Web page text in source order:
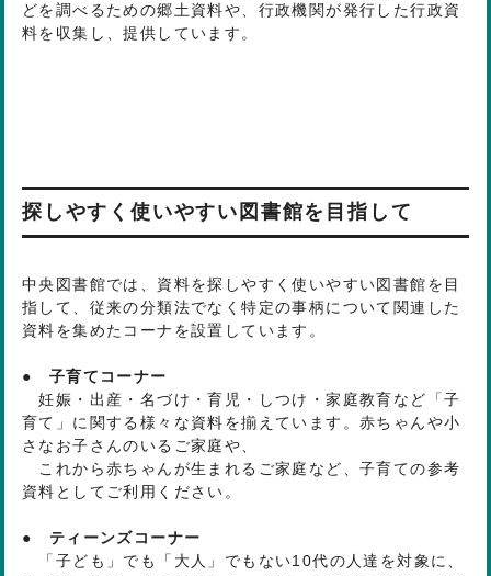
どを調べるための郷土資料や、行政機関が発行した行政資
料を収集し、提供しています。
探しやすく使いやすい図書館を目指して
中央図書館では、資料を探しやすく使いやすい図書館を目
指して、従来の分類法でなく特定の事柄について関連した
資料を集めたコーナを設置しています。
● 子育てコーナー
妊娠・出産・名づけ・育児・しつけ・家庭教育など「子
育て」に関する様々な資料を揃えています。赤ちゃんや小
さなお子さんのいるご家庭や、
これから赤ちゃんが生まれるご家庭など、子育ての参考
資料としてご利用ください。
● ティーンズコーナー
「子ども」でも「大人」でもない10代の人達を対象に、